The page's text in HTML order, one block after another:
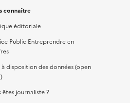
connaître
éditoriale
Public Entreprendre en
à disposition des données (open
êtes journaliste ?